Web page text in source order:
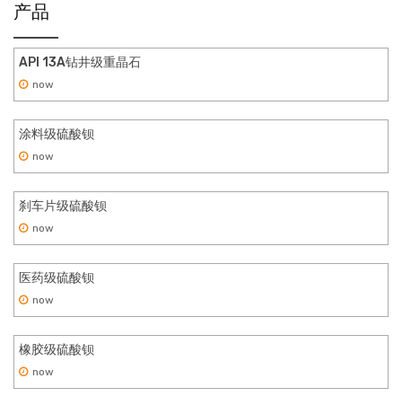
产品
API 13A钻井级重晶石
now
涂料级硫酸钡
now
刹车片级硫酸钡
now
医药级硫酸钡
now
橡胶级硫酸钡
now